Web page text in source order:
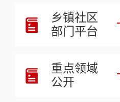
乡镇社区
部门平台
重点领域
公开